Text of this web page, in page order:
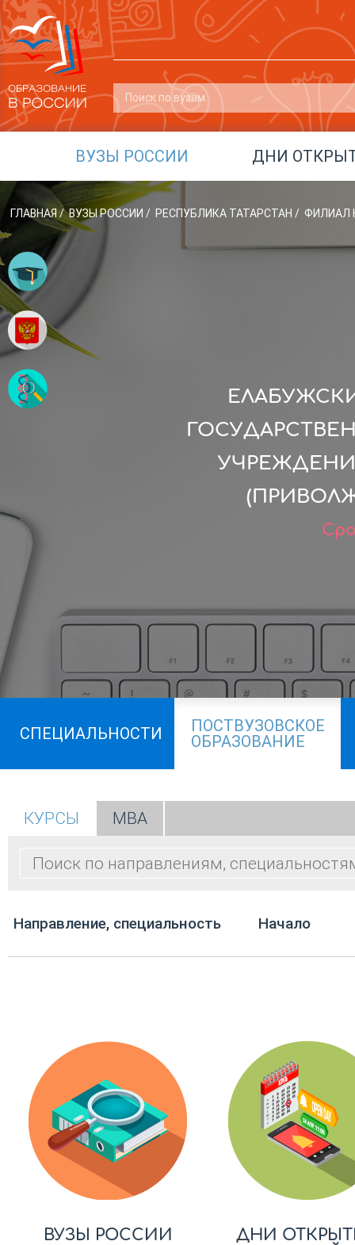
ВУЗЫ РОССИИ ДНИ
ГЛАВНАЯ / ВУЗЫ РОССИИ / РЕСПУБЛИКА ТАТАРСТАН / ФИЛИАЛ
СПЕЦИАЛЬНОСТИ
ПОСТВУЗОВСКОЕ
ОБРАЗОВАНИЕ
КУРСЫ МВА
Направление, специальность Начало
ВУЗЫ РОССИИ
ДНИ